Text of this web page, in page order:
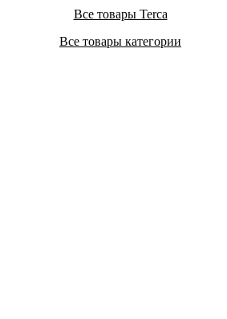
Все товары Terca
Все товары категории